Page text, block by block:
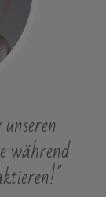
während